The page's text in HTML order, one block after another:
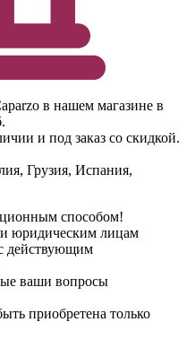
в нашем магазине в
и под заказ со скидкой.
Грузия, Испания,
способом!
юридическим лицам
действующим
ваши вопросы
приобретена только